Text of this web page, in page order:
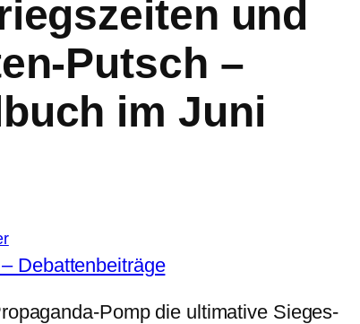
und
Putsch –
im Juni
Debattenbeiträge
Pomp die ultimative Sieges-